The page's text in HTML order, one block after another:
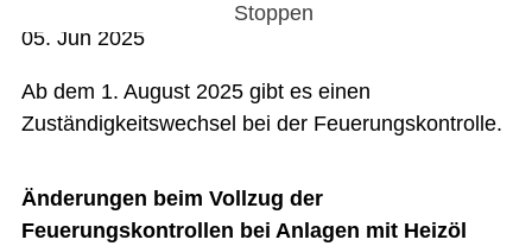
Stoppen
05. Jun 2025
Ab dem 1. August 2025 gibt es einen
Zuständigkeitswechsel bei der Feuerungskontrolle.
Änderungen beim Vollzug der
Feuerungskontrollen bei Anlagen mit Heizöl